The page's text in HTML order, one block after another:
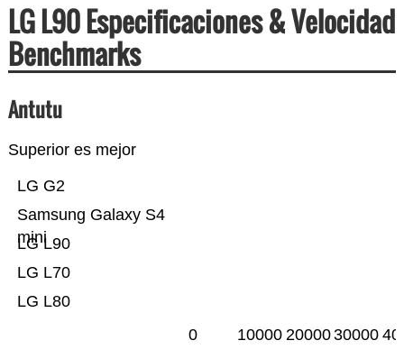
LG L90 Especificaciones & Velocidad
Benchmarks
Antutu
Superior es mejor
LG L80
LG L70
LG L90
Samsung Galaxy S4
mini
LG G2
0 10000 2000030000